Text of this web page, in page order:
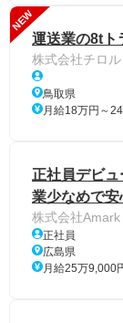
NEW
運送業の8tト
株式会社チロル
鳥取県
月給18万円～
正社員デビ
業少なめで安
株式会社Amark
正社員
広島県
月給25万9,000